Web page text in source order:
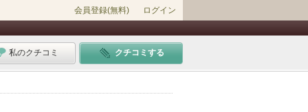
会員登録(無料) ログイン
私のクチコミ クチコミする